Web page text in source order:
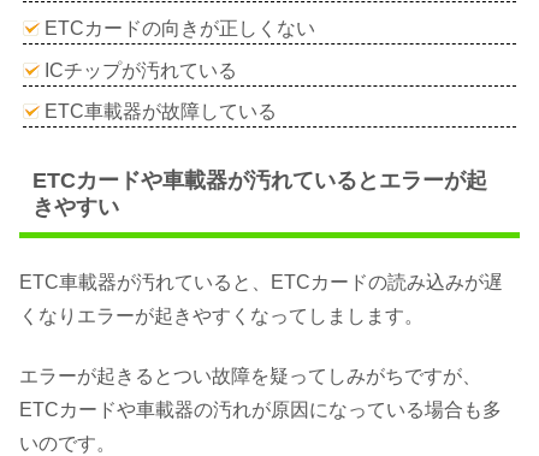
ETCカードの向きが正しくない
ICチップが汚れている
ETC車載器が故障している
ETCカードや車載器が汚れているとエラーが起
きやすい
ETC車載器が汚れていると、ETCカードの読み込みが遅
くなりエラーが起きやすくなってしまします。
エラーが起きるとつい故障を疑ってしみがちですが、
ETCカードや車載器の汚れが原因になっている場合も多
いのです。